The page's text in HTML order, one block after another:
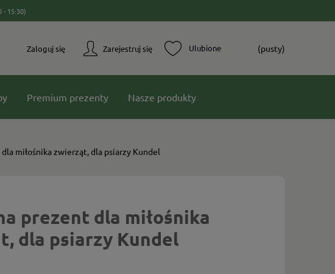
- 15:30)
Zarejestruj się
Zaloguj się (pusty)
Premium prezenty Nasze produkty
miłośnika zwierząt, dla psiarzy Kundel
prezent dla miłośnika
dla psiarzy Kundel